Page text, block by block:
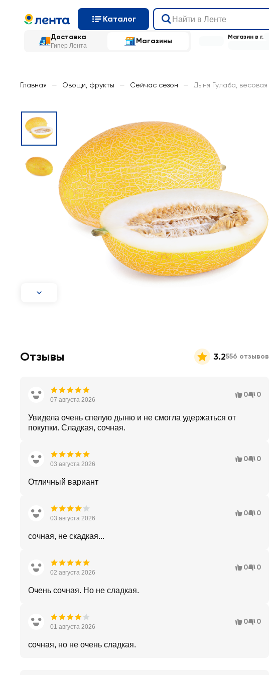
Каталог
Доставка
Гипер Лента
Магазины Магазин в г.
Главная — Овощи, фрукты — Сейчас сезон — Дыня Гулаба, весовая
Отзывы 3.2556 отзывов
07 августа 2026
0 0
Увидела очень спелую дыню и не смогла удержаться от
покупки. Сладкая, сочная.
03 августа 2026
0 0
Отличный вариант
03 августа 2026
0 0
сочная, не скадкая...
02 августа 2026
0 0
Очень сочная. Но не сладкая.
01 августа 2026
0 0
сочная, но не очень сладкая.